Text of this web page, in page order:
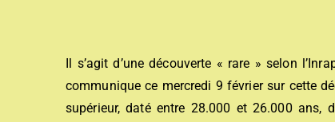
Il s’agit d’une découverte « rare » selon
communique ce mercredi 9 février sur cette
supérieur, daté entre 28.000 et 26.000